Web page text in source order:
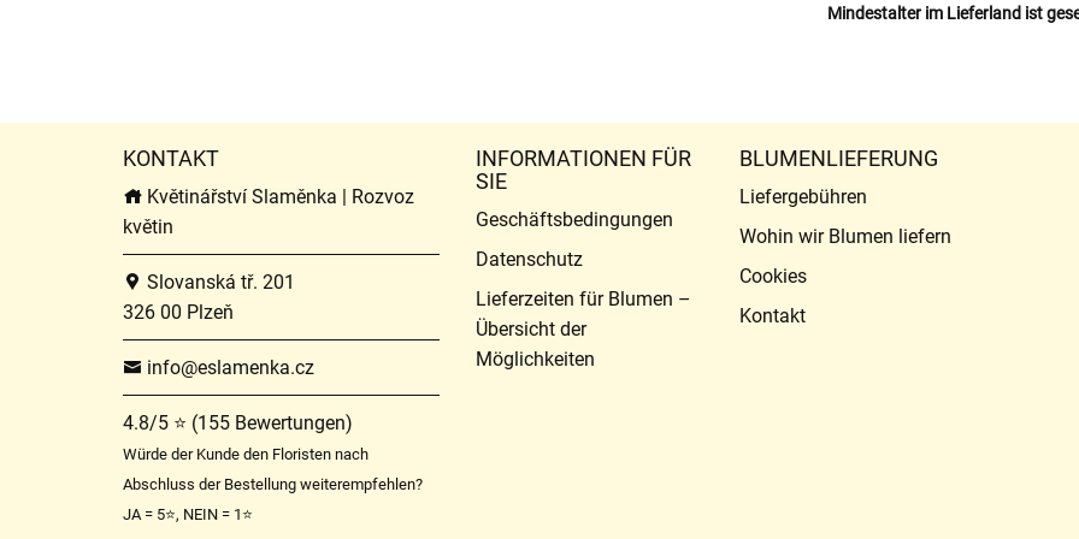
Mindestalter im Lieferland ist
KONTAKT
Květinářství Slaměnka | Rozvoz
květin
Slovanská tř. 201
326 00 Plzeň
info@eslamenka.cz
4.8/5 ⭐ (155 Bewertungen)
Würde der Kunde den Floristen nach
Abschluss der Bestellung weiterempfehlen?
JA = 5⭐, NEIN = 1⭐
INFORMATIONEN FÜR
SIE
Geschäftsbedingungen
Datenschutz
Lieferzeiten für Blumen –
Übersicht der
Möglichkeiten
BLUMENLIEFERUNG
Liefergebühren
Wohin wir Blumen liefern
Cookies
Kontakt